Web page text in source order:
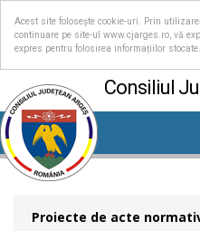
Acest site folosește cookie-uri. Prin
continuare pe site-ul www.cjarges.ro, vă
expres pentru folosirea informațiilor stocate.
Consiliul
Proiecte de acte